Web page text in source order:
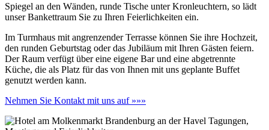
Spiegel an den Wänden, runde Tische unter Kronleuchtern, so lädt
unser Bankettraum Sie zu Ihren Feierlichkeiten ein.
Im Turmhaus mit angrenzender Terrasse können Sie ihre Hochzeit,
den runden Geburtstag oder das Jubiläum mit Ihren Gästen feiern.
Der Raum verfügt über eine eigene Bar und eine abgetrennte
Küche, die als Platz für das von Ihnen mit uns geplante Buffet
genutzt werden kann.
Nehmen Sie Kontakt mit uns auf »»»